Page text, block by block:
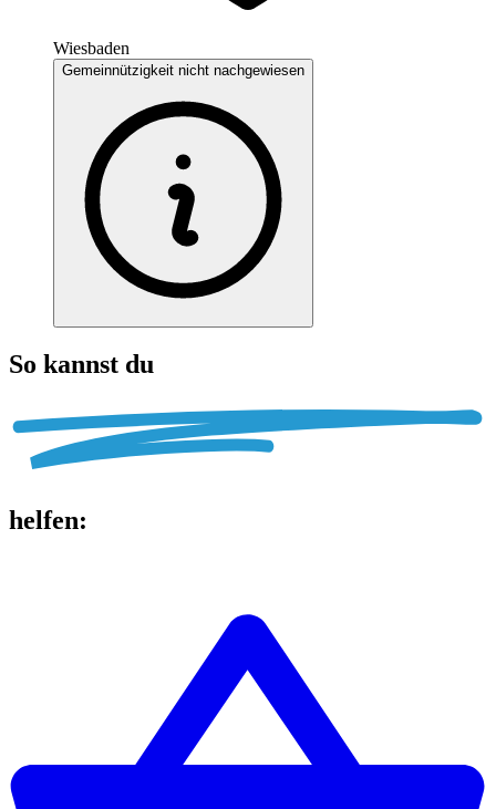
Wiesbaden
Gemeinnützigkeit nicht nachgewiesen
So kannst du
helfen: